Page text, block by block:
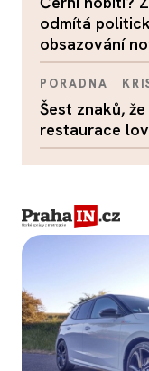
odmítá
obsazování
PORADNA
Šest znaků,
restaurace